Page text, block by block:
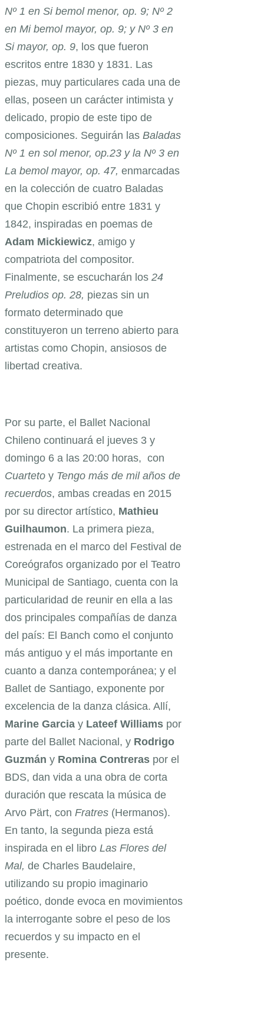
Nº 1 en Si bemol menor, op. 9; Nº 2
en Mi bemol mayor, op. 9; y Nº 3 en
Si mayor, op. 9, los que fueron
escritos entre 1830 y 1831. Las
piezas, muy particulares cada una de
ellas, poseen un carácter intimista y
delicado, propio de este tipo de
composiciones. Seguirán las Baladas
Nº 1 en sol menor, op.23 y la Nº 3 en
La bemol mayor, op. 47, enmarcadas
en la colección de cuatro Baladas
que Chopin escribió entre 1831 y
1842, inspiradas en poemas de
Adam Mickiewicz, amigo y
compatriota del compositor.
Finalmente, se escucharán los 24
Preludios op. 28, piezas sin un
formato determinado que
constituyeron un terreno abierto para
artistas como Chopin, ansiosos de
libertad creativa.
Por su parte, el Ballet Nacional
Chileno continuará el jueves 3 y
domingo 6 a las 20:00 horas, con
Cuarteto y Tengo más de mil años de
recuerdos, ambas creadas en 2015
por su director artístico, Mathieu
Guilhaumon. La primera pieza,
estrenada en el marco del Festival de
Coreógrafos organizado por el Teatro
Municipal de Santiago, cuenta con la
particularidad de reunir en ella a las
dos principales compañías de danza
del país: El Banch como el conjunto
más antiguo y el más importante en
cuanto a danza contemporánea; y el
Ballet de Santiago, exponente por
excelencia de la danza clásica. Allí,
Marine Garcia y Lateef Williams por
parte del Ballet Nacional, y Rodrigo
Guzmán y Romina Contreras por el
BDS, dan vida a una obra de corta
duración que rescata la música de
Arvo Pärt, con Fratres (Hermanos).
En tanto, la segunda pieza está
inspirada en el libro Las Flores del
Mal, de Charles Baudelaire,
utilizando su propio imaginario
poético, donde evoca en movimientos
la interrogante sobre el peso de los
recuerdos y su impacto en el
presente.